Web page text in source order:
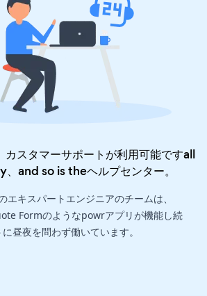
スタマーサポートが利用可能ですall
and so is theヘルプセンター。
エキスパートエンジニアのチームは、
Formのようなpowrアプリが機能し続
昼夜を問わず働いています。